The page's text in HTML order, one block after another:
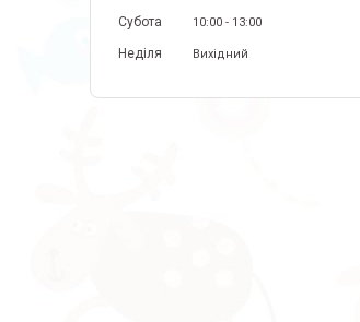
Субота 10:00 13:00
Неділя Вихідний